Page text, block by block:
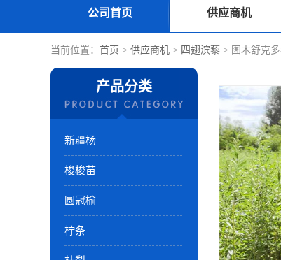
公司首页 供应商机
当前位置： 首页 > 供应商机 > 四翅滨藜 > 图木舒克
产品分类
新疆杨
梭梭苗
圆冠榆
柠条